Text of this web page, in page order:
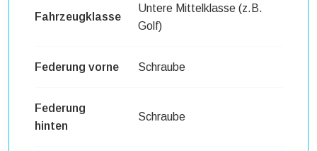
Fahrzeugklasse
Untere Mittelklasse (z.B.
Golf)
Federung vorne Schraube
Federung
hinten
Schraube